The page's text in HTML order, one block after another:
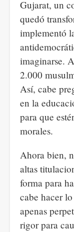
Gujarat, un
quedó
implementó
imaginarse.
2.000
Así, cabe
en la
para que
morales.
Ahora bien,
altas
forma para
cabe hacer
apenas
rigor para